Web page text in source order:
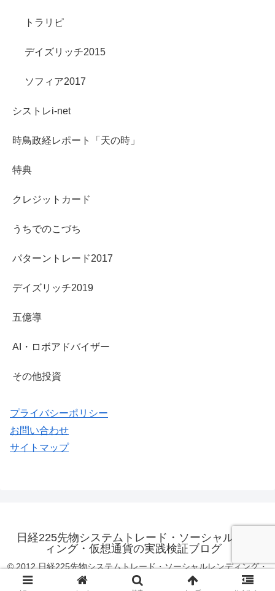
トラリピ
デイズリッチ2015
ソフィア2017
シストレi-net
時鳥政経レポート「天の時」
特典
クレジットカード
うちでのこづち
パターントレード2017
デイズリッチ2019
五億導
AI・ロボアドバイザー
その他投資
プライバシーポリシー
お問い合わせ
サイトマップ
日経225先物システムトレード・ソーシャルレンデ
ィング・仮想通貨の実践検証ブログ
© 2012 日経225先物システムトレード・ソーシャルレンディング・
仮想通貨の実践検証ブログ.